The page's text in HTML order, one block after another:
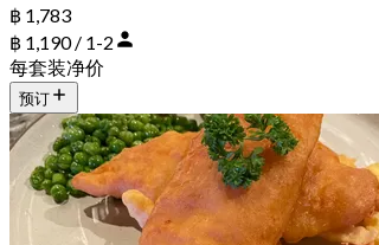
฿ 1,783
฿ 1,190 / 1-2
每套装净价
预订